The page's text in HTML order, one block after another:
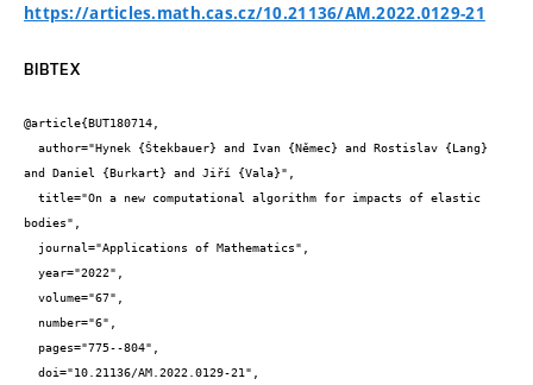
https://articles.math.cas.cz/10.21136/AM.2022.0129-21
BIBTEX
@article{BUT180714,
and Daniel {Burkart} and Jiří {Vala}",
bodies",